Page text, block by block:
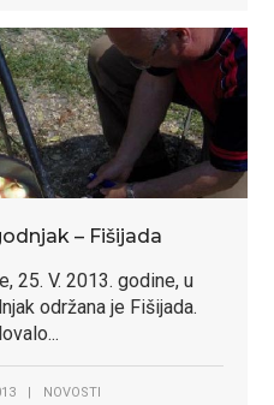
– Fišijada
25. V. 2013. godine, u
održana je Fišijada.
NOVOSTI